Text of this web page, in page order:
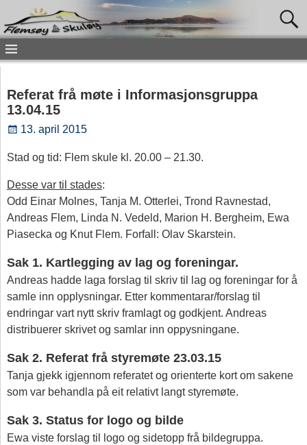
Referat frå møte i Informasjonsgruppa
13.04.15
13. april 2015
Stad og tid: Flem skule kl. 20.00 – 21.30.
Desse var til stades:
Odd Einar Molnes, Tanja M. Otterlei, Trond Ravnestad,
Andreas Flem, Linda N. Vedeld, Marion H. Bergheim, Ewa
Piasecka og Knut Flem. Forfall: Olav Skarstein.
Sak 1. Kartlegging av lag og foreningar.
Andreas hadde laga forslag til skriv til lag og foreningar for å
samle inn opplysningar. Etter kommentarar/forslag til
endringar vart nytt skriv framlagt og godkjent. Andreas
distribuerer skrivet og samlar inn oppysningane.
Sak 2. Referat frå styremøte 23.03.15
Tanja gjekk igjennom referatet og orienterte kort om sakene
som var behandla på eit relativt langt styremøte.
Sak 3. Status for logo og bilde
Ewa viste forslag til logo og sidetopp frå bildegruppa.